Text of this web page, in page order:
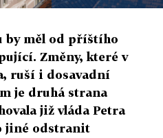
by měl od příštího
Změny, které v
ruší i dosavadní
je druhá strana
již vláda Petra
jiné odstranit